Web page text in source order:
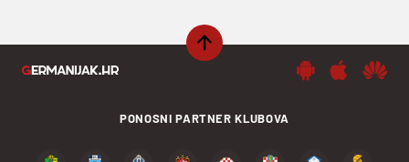
PONOSNI PARTNER KLUBOVA